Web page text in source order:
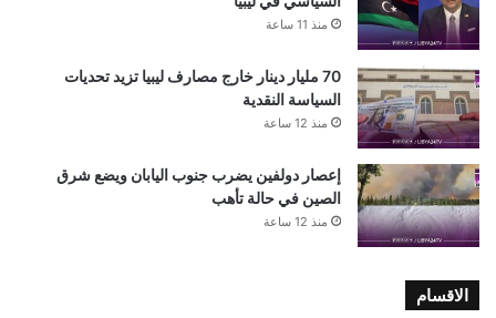
منذ 11 ساعة
70 مليار دينار خارج مصارف ليبيا تزيد تحديات
السياسة النقدية
منذ 12 ساعة
إعصار دولفين يضرب جنوب اليابان ويضع شرق
الصين في حالة تأهب
منذ 12 ساعة
الاقسام